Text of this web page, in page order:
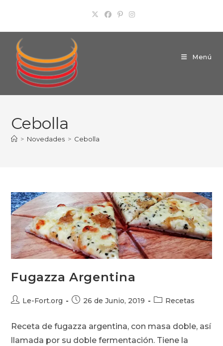
contenido
Menú
Cebolla
> Novedades > Cebolla
Fugazza Argentina
Autor
entrada:
Le-Fort.org
Publicación
entrada:
26 de Junio, 2019
Categoría
entrada:
Recetas
Receta de fugazza argentina, con masa doble, así
llamada por su doble fermentación. Tiene la